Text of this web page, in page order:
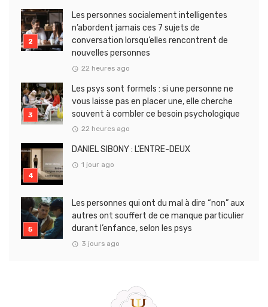
Les personnes socialement intelligentes
n’abordent jamais ces 7 sujets de
conversation lorsqu’elles rencontrent de
nouvelles personnes
22 heures ago
Les psys sont formels : si une personne ne
vous laisse pas en placer une, elle cherche
souvent à combler ce besoin psychologique
22 heures ago
DANIEL SIBONY : L’ENTRE-DEUX
1 jour ago
Les personnes qui ont du mal à dire “non” aux
autres ont souffert de ce manque particulier
durant l’enfance, selon les psys
3 jours ago